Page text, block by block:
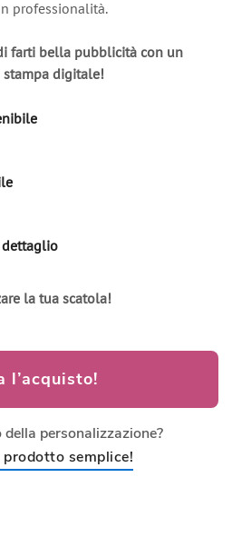
professionalità.
farti bella pubblicità con un
stampa digitale!
dettaglio
la tua scatola!
l’acquisto!
personalizzazione?
semplice!